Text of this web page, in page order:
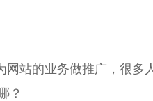
网站的业务做推广，很多
？